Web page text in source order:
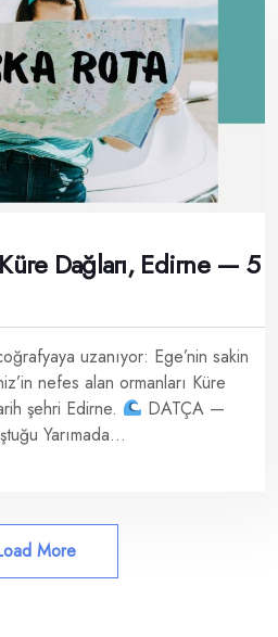
Dağları, Edirne — 5
uzanıyor: Ege’nin sakin
nefes alan ormanları Küre
şehri Edirne.
DATÇA —
Yarımada...
More